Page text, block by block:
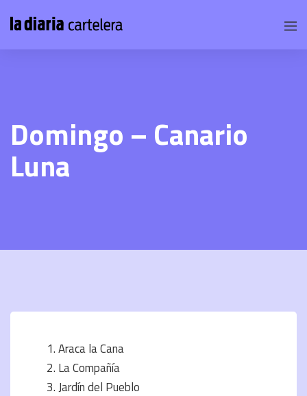
Domingo – Canario
Luna
Araca la Cana
La Compañía
Jardín del Pueblo